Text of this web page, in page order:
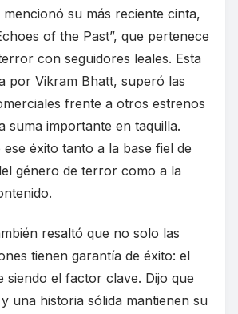
su más reciente cinta,
of the Past”, que pertenece
con seguidores leales. Esta
por Vikram Bhatt, superó las
frente a otros estrenos
suma importante en taquilla.
éxito tanto a la base fiel de
género de terror como a la
resaltó que no solo las
tienen garantía de éxito: el
siendo el factor clave. Dijo que
una historia sólida mantienen su